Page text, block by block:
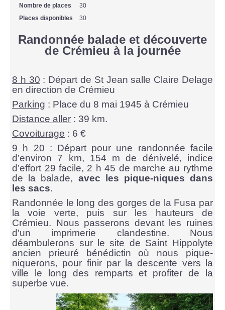
Nombre de places
30
Places disponibles
30
Randonnée balade et découverte
de Crémieu à la journée
8 h 30 : Départ de St Jean salle Claire Delage
en direction de Crémieu
Parking : Place du 8 mai 1945 à Crémieu
Distance aller : 39 km.
Covoiturage : 6 €
9 h 20 : Départ pour une randonnée facile
d’environ 7 km, 154 m de dénivelé, indice
d’effort 29 facile, 2 h 45 de marche au rythme
de la balade, avec les pique-niques dans
les sacs.
Randonnée le long des gorges de la Fusa par
la voie verte, puis sur les hauteurs de
Crémieu. Nous passerons devant les ruines
d'un imprimerie clandestine. Nous
déambulerons sur le site de Saint Hippolyte
ancien prieuré bénédictin où nous pique-
niquerons, pour finir par la descente vers la
ville le long des remparts et profiter de la
superbe vue.